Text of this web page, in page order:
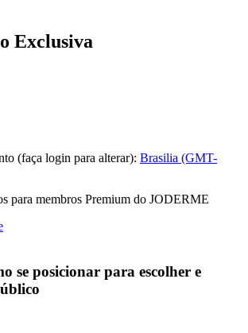
Exclusiva
(faça login para alterar): Brasilia (GMT-
para membros Premium do JODERME
se posicionar para escolher e